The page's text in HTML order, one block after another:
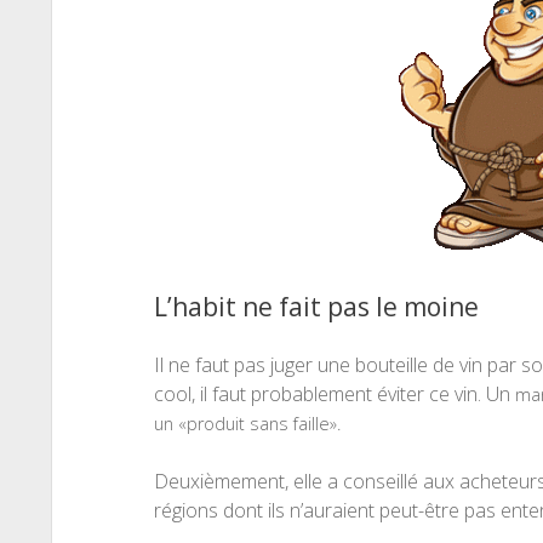
L’habit ne fait pas le moine
Il ne faut pas juger une bouteille de vin par
cool, il faut probablement éviter ce vin. Un
un «produit sans faille».
Deuxièmement, elle a conseillé aux
régions dont ils n’auraient peut-être pas